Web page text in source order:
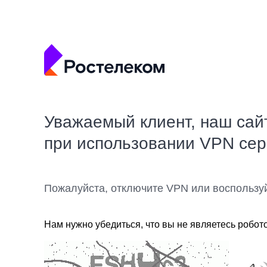
Уважаемый клиент, наш
при использовании VPN
Пожалуйста, отключите VPN или
Нам нужно убедиться, что вы не являетесь